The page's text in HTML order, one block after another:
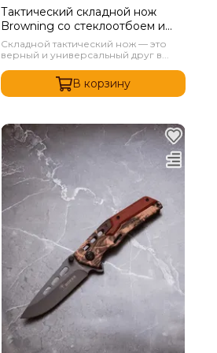
Тактический складной нож
Browning со стеклоотбоем и
стропорезом Коричневый
Складной тактический нож — это
верный и универсальный друг в...
В корзину